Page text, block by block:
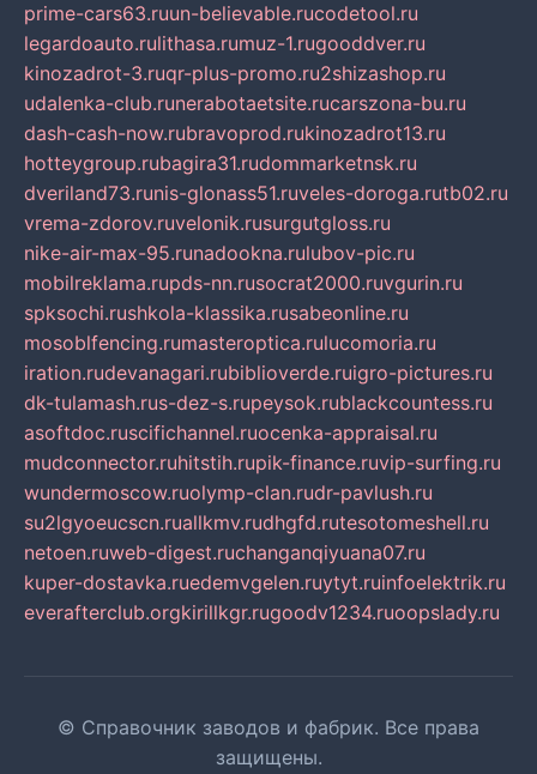
prime-cars63.ruun-believable.rucodetool.ru
legardoauto.rulithasa.rumuz-1.rugooddver.ru
kinozadrot-3.ruqr-plus-promo.ru2shizashop.ru
udalenka-club.runerabotaetsite.rucarszona-bu.ru
dash-cash-now.rubravoprod.rukinozadrot13.ru
hotteygroup.rubagira31.rudommarketnsk.ru
dveriland73.runis-glonass51.ruveles-doroga.rutb02.ru
vrema-zdorov.ruvelonik.rusurgutgloss.ru
nike-air-max-95.runadookna.rulubov-pic.ru
mobilreklama.rupds-nn.rusocrat2000.ruvgurin.ru
spksochi.rushkola-klassika.rusabeonline.ru
mosoblfencing.rumasteroptica.rulucomoria.ru
iration.rudevanagari.rubiblioverde.ruigro-pictures.ru
dk-tulamash.rus-dez-s.rupeysok.rublackcountess.ru
asoftdoc.ruscifichannel.ruocenka-appraisal.ru
mudconnector.ruhitstih.rupik-finance.ruvip-surfing.ru
wundermoscow.ruolymp-clan.rudr-pavlush.ru
su2lgyoeucscn.ruallkmv.rudhgfd.rutesotomeshell.ru
netoen.ruweb-digest.ruchanganqiyuana07.ru
kuper-dostavka.ruedemvgelen.ruytyt.ruinfoelektrik.ru
everafterclub.orgkirillkgr.rugoodv1234.ruoopslady.ru
© Справочник заводов и фабрик. Все права
защищены.